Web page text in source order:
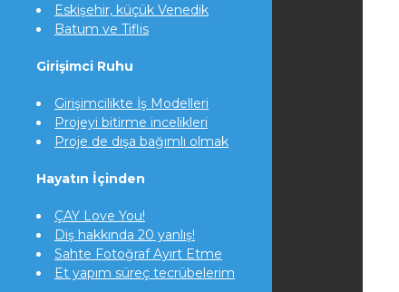
Eskişehir, küçük Venedik
Batum ve Tiflis
Girişimci Ruhu
Girişimcilikte İş Modelleri
Projeyi bitirme incelikleri
Proje de dışa bağımlı olmak
Hayatın İçinden
ÇAY Love You!
Diş hakkında 20 yanlış!
Sahte Fotoğraf Ayırt Etme
Et yapım süreç tecrübelerim